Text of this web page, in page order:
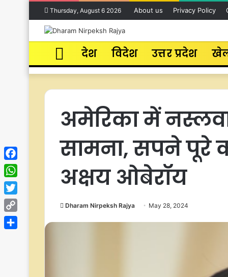
Thursday, August 6 2026 About us Privacy Policy
Home
देश विदेश उत्तर प्रदेश
अमेरिका में
सामना, सपने पूरे
अक्षय ओबेरॉय
Dharam Nirpeksh Rajya May 28, 2024
Facebook
WhatsApp
Twitter
Copy
Link